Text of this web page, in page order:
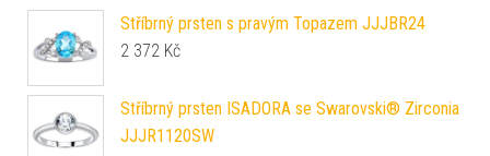
Stříbrný prsten s pravým Topazem JJJBR24
2 372 Kč
Stříbrný prsten ISADORA se Swarovski® Zirconia
JJJR1120SW